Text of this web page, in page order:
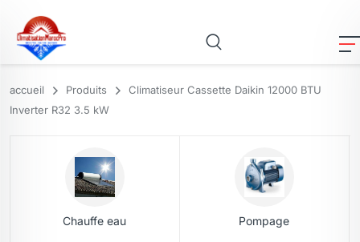
accueil Produits
Climatiseur Cassette Daikin 12000 BTU
Inverter R32 3.5 kW
Chauffe eau Pompage